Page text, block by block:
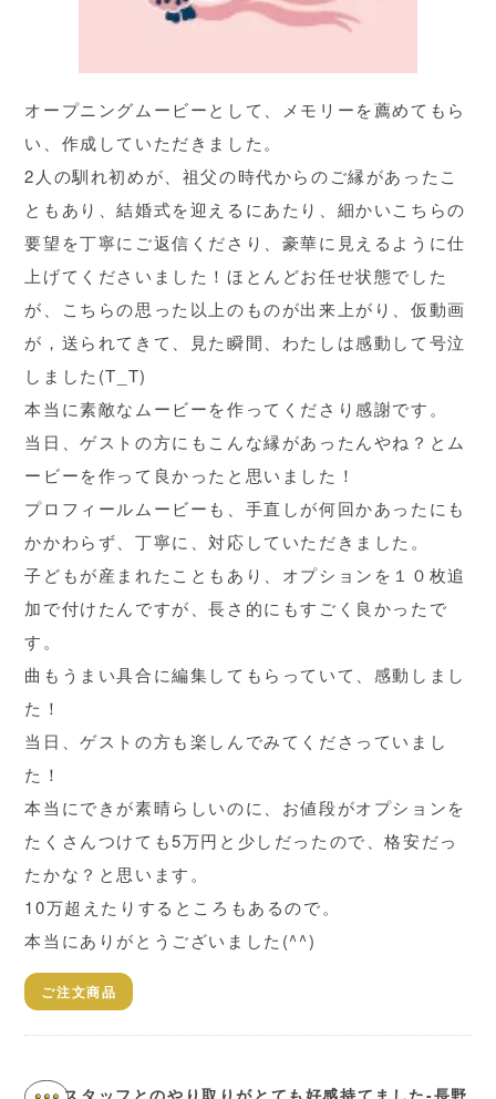
オープニングムービーとして、メモリーを薦めてもら
い、作成していただきました。
2人の馴れ初めが、祖父の時代からのご縁があったこ
ともあり、結婚式を迎えるにあたり、細かいこちらの
要望を丁寧にご返信くださり、豪華に見えるように仕
上げてくださいました！ほとんどお任せ状態でした
が、こちらの思った以上のものが出来上がり、仮動画
が，送られてきて、見た瞬間、わたしは感動して号泣
しました(T_T)
本当に素敵なムービーを作ってくださり感謝です。
当日、ゲストの方にもこんな縁があったんやね？とム
ービーを作って良かったと思いました！
プロフィールムービーも、手直しが何回かあったにも
かかわらず、丁寧に、対応していただきました。
子どもが産まれたこともあり、オプションを１０枚追
加で付けたんですが、長さ的にもすごく良かったで
す。
曲もうまい具合に編集してもらっていて、感動しまし
た！
当日、ゲストの方も楽しんでみてくださっていまし
た！
本当にできが素晴らしいのに、お値段がオプションを
たくさんつけても5万円と少しだったので、格安だっ
たかな？と思います。
10万超えたりするところもあるので。
本当にありがとうございました(^^)
ご注文商品
スタッフとのやり取りがとても好感持てました-長野